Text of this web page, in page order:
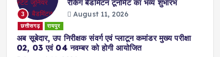
3
रैंकिंग बैडमिंटन टूर्नामेंट का भव्य शुभारंभ
August 11, 2026
छत्तीसगढ़ रायपुर
अब सूबेदार, उप निरीक्षक संवर्ग एवं प्लाटून कमांडर मुख्य परीक्षा
02, 03 एवं 04 नवम्बर को होगी आयोजित